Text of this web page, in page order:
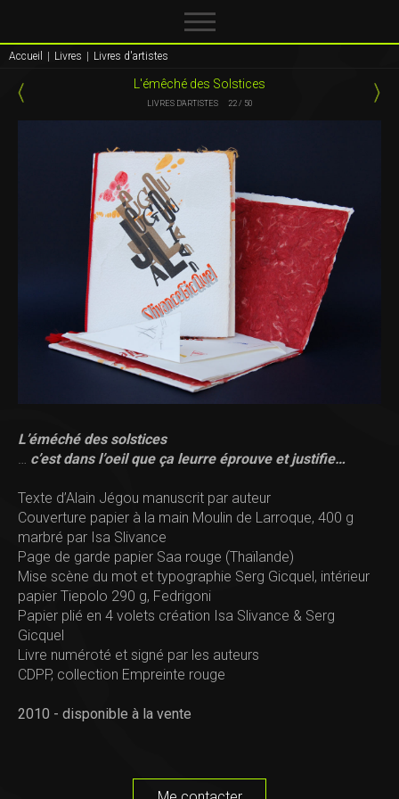
Accueil Livres Livres d'artistes
L'émêché des Solstices
LIVRES D'ARTISTES 22 / 50
L’éméché des solstices
c’est dans l’oeil que ça leurre éprouve et justifie…
Texte d’Alain Jégou manuscrit par auteur
Couverture papier à la main Moulin de Larroque, 400 g
marbré par Isa Slivance
Page de garde papier Saa rouge (Thaïlande)
Mise scène du mot et typographie Serg Gicquel, intérieur
papier Tiepolo 290 g, Fedrigoni
Papier plié en 4 volets création Isa Slivance & Serg
Gicquel
Livre numéroté et signé par les auteurs
CDPP, collection Empreinte rouge
2010 - disponible à la vente